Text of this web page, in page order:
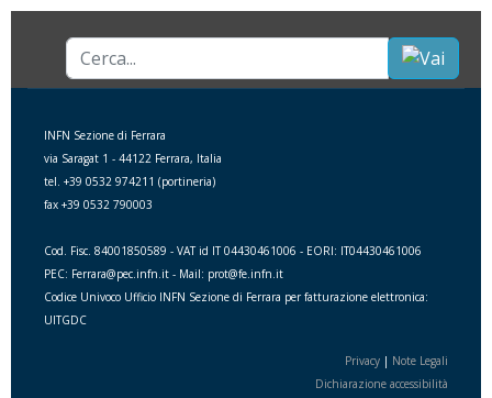
Cerca...
INFN Sezione di Ferrara
via Saragat 1 - 44122 Ferrara, Italia
tel. +39 0532 974211 (portineria)
fax +39 0532 790003
Cod. Fisc. 84001850589 - VAT id IT 04430461006 - EORI: IT04430461006
PEC: Ferrara@pec.infn.it - Mail: prot@fe.infn.it
Codice Univoco Ufficio INFN Sezione di Ferrara per fatturazione elettronica:
UITGDC
Privacy | Note Legali
Dichiarazione accessibilità